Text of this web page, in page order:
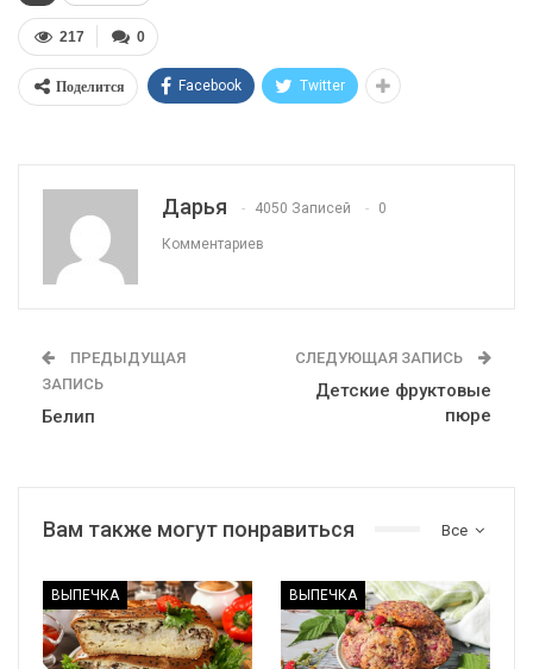
0
217
Поделится Facebook Twitter
Дарья 4050 Записей 0
Комментариев
ПРЕДЫДУЩАЯ
ЗАПИСЬ
Белип
СЛЕДУЮЩАЯ ЗАПИСЬ
Детские фруктовые
пюре
Все
Вам также могут понравиться
ВЫПЕЧКА ВЫПЕЧКА